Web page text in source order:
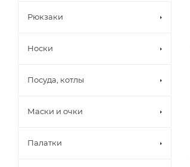
Рюкзаки
Носки
Посуда, котлы
Маски и очки
Палатки